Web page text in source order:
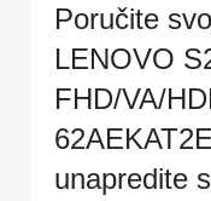
Poručite
LENOVO
FHD/VA/
unapredite